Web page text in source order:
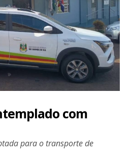
com
para o transporte de